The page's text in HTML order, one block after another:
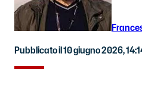
Pubblicato il 10 giugno 2026,